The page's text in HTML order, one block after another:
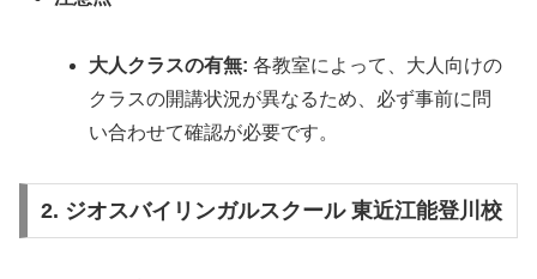
大人クラスの有無: 各教室によって、大人向けの
クラスの開講状況が異なるため、必ず事前に問
い合わせて確認が必要です。
2. ジオスバイリンガルスクール 東近江能登川校